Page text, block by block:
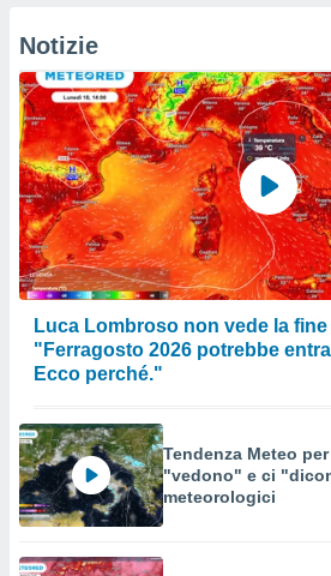
Notizie
Luca Lombroso non vede la
"Ferragosto 2026 potrebbe
Ecco perché."
Tendenza Meteo
"vedono" e ci
meteorologici